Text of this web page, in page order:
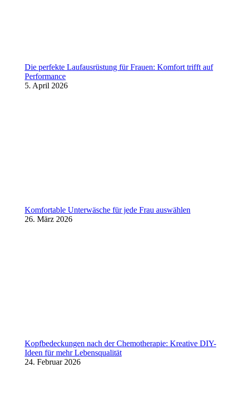
Die perfekte Laufausrüstung für Frauen: Komfort trifft auf
Performance
5. April 2026
Komfortable Unterwäsche für jede Frau auswählen
26. März 2026
Kopfbedeckungen nach der Chemotherapie: Kreative DIY-
Ideen für mehr Lebensqualität
24. Februar 2026